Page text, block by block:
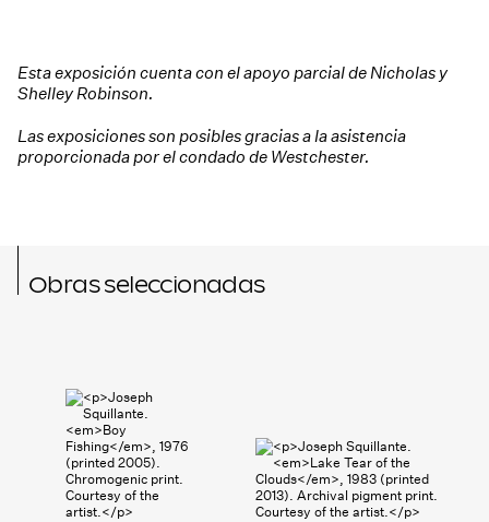
Esta exposición cuenta con el apoyo parcial de Nicholas y
Shelley Robinson.
Las exposiciones son posibles gracias a la asistencia
proporcionada por el condado de Westchester.
Obras seleccionadas